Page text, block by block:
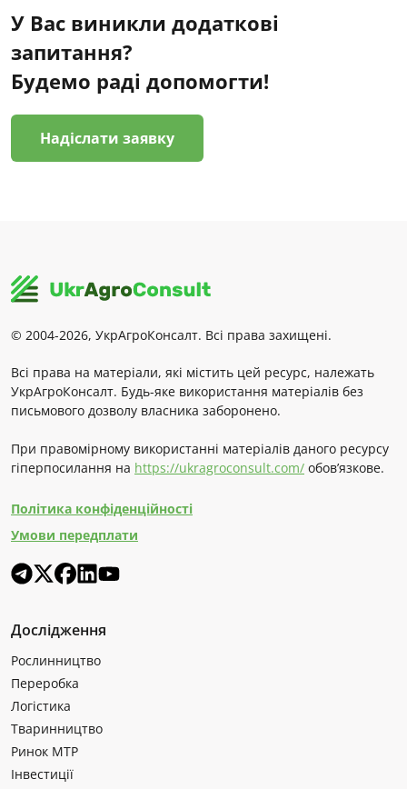
У Вас виникли додаткові
запитання?
Будемо раді допомогти!
Надіслати заявку
© 2004-2026, УкрАгроКонсалт. Всі права захищені.
Всі права на матеріали, які містить цей ресурс, належать
УкрАгроКонсалт. Будь-яке використання матеріалів без
письмового дозволу власника заборонено.
При правомірному використанні матеріалів даного ресурсу
гіперпосилання на https://ukragroconsult.com/ обов’язкове.
Політика конфіденційності
Умови передплати
Дослідження
Рослинництво
Переробка
Логістика
Тваринництво
Ринок МТР
Інвестиції